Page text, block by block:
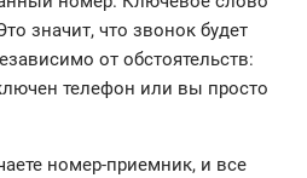
значит, что звонок будет
от обстоятельств:
телефон или вы просто
номер-приемник, и все